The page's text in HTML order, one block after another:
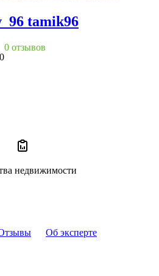
Об эксперте
tamik96
0
0 отзывов
недвижимости